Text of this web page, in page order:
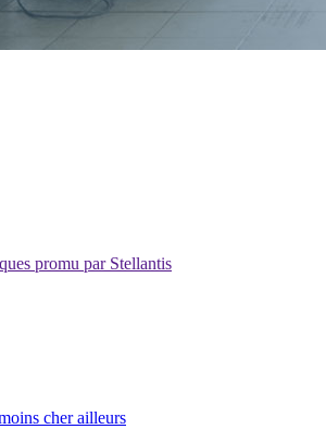
promu par Stellantis
cher ailleurs